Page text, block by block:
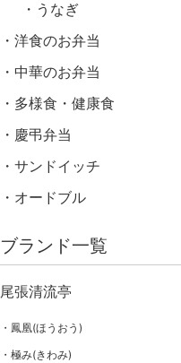
うなぎ
洋食のお弁当
中華のお弁当
多様食・健康食
慶弔弁当
サンドイッチ
オードブル
ブランド一覧
尾張清流亭
鳳凰(ほうおう)
極み(きわみ)